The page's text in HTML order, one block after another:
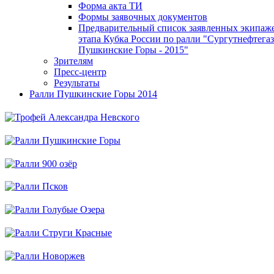
Форма акта ТИ
Формы заявочных документов
Предварительный список заявленных
этапа Кубка России по ралли "Сургутнефтегаз
Пушкинские Горы - 2015"
Зрителям
Пресс-центр
Результаты
Ралли Пушкинские Горы 2014